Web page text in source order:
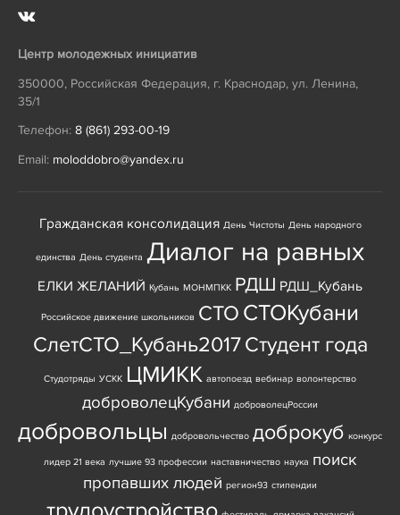
Центр молодежных инициатив
350000, Российская Федерация, г. Краснодар, ул. Ленина,
35/1
Телефон: 8 (861) 293-00-19
Email: moloddobro@yandex.ru
Гражданская консолидация День Чистоты День народного
единства День студента Диалог на равных
ЕЛКИ ЖЕЛАНИЙ Кубань МОНМПКК РДШ РДШ_Кубань
Российское движение школьников СТО СТОКубани
СлетСТО_Кубань2017Студент года
Студотряды УСКК ЦМИКК автопоезд вебинар волонтерство
доброволецКубани доброволецРоссии
добровольцы добровольчество доброкуб конкурс
лидер 21 века лучшие 93 профессии наставничество наука поиск
пропавших людей регион93 стипендии